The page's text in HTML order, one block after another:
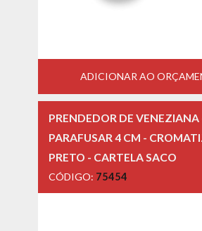
ADICIONAR AO
PRENDEDOR DE VENEZIANA
PARAFUSAR 4 CM -
PRETO - CARTELA SACO
CÓDIGO: 75454